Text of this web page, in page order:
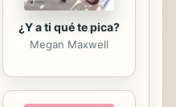
¿Y a ti qué te pica?
Megan Maxwell